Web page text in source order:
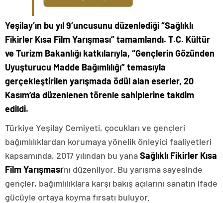
Yeşilay’ın bu yıl 9’uncusunu düzenlediği “Sağlıklı
Fikirler Kısa Film Yarışması” tamamlandı. T.C. Kültür
ve Turizm Bakanlığı katkılarıyla, “Gençlerin Gözünden
Uyuşturucu Madde Bağımlılığı” temasıyla
gerçekleştirilen yarışmada ödül alan eserler, 20
Kasım’da düzenlenen törenle sahiplerine takdim
edildi.
Türkiye Yeşilay Cemiyeti, çocukları ve gençleri
bağımlılıklardan korumaya yönelik önleyici faaliyetleri
kapsamında, 2017 yılından bu yanaSağlıklı Fikirler Kısa
Film Yarışması’nı düzenliyor. Bu yarışma sayesinde
gençler, bağımlılıklara karşı bakış açılarını sanatın ifade
gücüyle ortaya koyma fırsatı buluyor.